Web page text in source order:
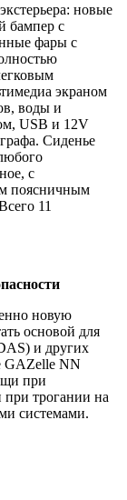
новые
бампер с
фары с
экраном
воды и
USB и 12V
Сиденье
с
поясничным
11
новую
основой для
и других
GAZelle NN
при
трогании на
системами.